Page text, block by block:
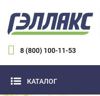
8 (800) 100-11-53
КАТАЛОГ